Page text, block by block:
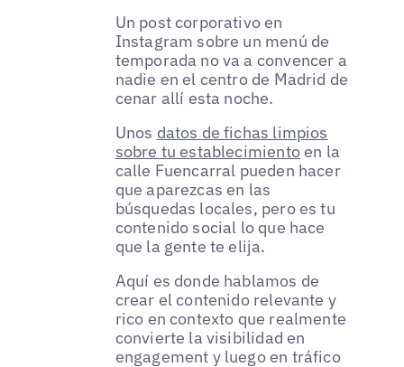
Un post corporativo en
Instagram sobre un menú de
temporada no va a convencer a
nadie en el centro de Madrid de
cenar allí esta noche.
Unos datos de fichas limpios
sobre tu establecimientoen la
calle Fuencarral pueden hacer
que aparezcas en las
búsquedas locales, pero es tu
contenido social lo que hace
que la gente te elija.
Aquí es donde hablamos de
crear el contenido relevante y
rico en contexto que realmente
convierte la visibilidad en
engagement y luego en tráfico